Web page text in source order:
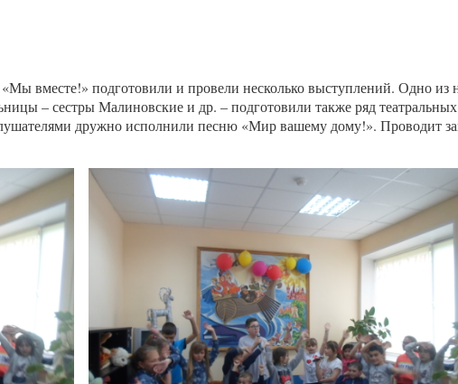
вместе!» подготовили и провели несколько выступлений. Одно из
– сестры Малиновские и др. – подготовили также ряд
дружно исполнили песню «Мир вашему дому!». Проводит